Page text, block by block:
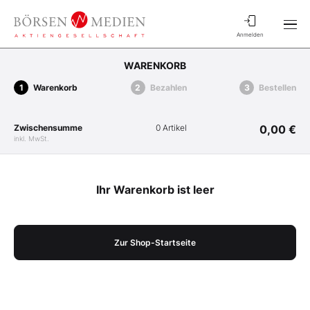
Anmelden
WARENKORB
Warenkorb Bezahlen Bestellen
Zwischensumme
inkl. MwSt.
0 Artikel 0,00 €
Ihr Warenkorb ist leer
Zur Shop-Startseite